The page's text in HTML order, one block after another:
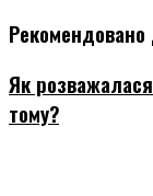
Як
тому?